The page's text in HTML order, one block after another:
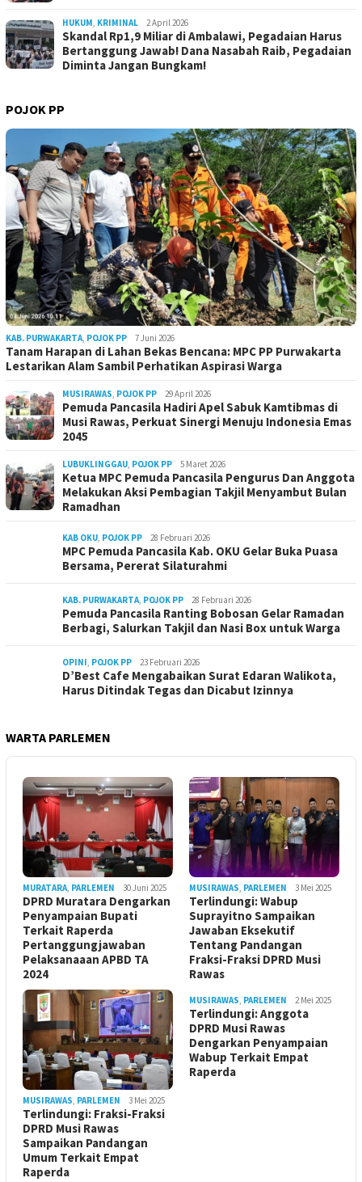
HUKUM, KRIMINAL 2 April 2026
Skandal Rp1,9 Miliar di Ambalawi, Pegadaian Harus
Bertanggung Jawab! Dana Nasabah Raib, Pegadaian
Diminta Jangan Bungkam!
POJOK PP
KAB. PURWAKARTA, POJOK PP 7 Juni 2026
Tanam Harapan di Lahan Bekas Bencana: MPC PP Purwakarta
Lestarikan Alam Sambil Perhatikan Aspirasi Warga
MUSIRAWAS, POJOK PP 29 April 2026
Pemuda Pancasila Hadiri Apel Sabuk Kamtibmas di
Musi Rawas, Perkuat Sinergi Menuju Indonesia Emas
2045
LUBUKLINGGAU, POJOK PP 5 Maret 2026
Ketua MPC Pemuda Pancasila Pengurus Dan Anggota
Melakukan Aksi Pembagian Takjil Menyambut Bulan
Ramadhan
KAB OKU, POJOK PP 28 Februari 2026
MPC Pemuda Pancasila Kab. OKU Gelar Buka Puasa
Bersama, Pererat Silaturahmi
KAB. PURWAKARTA, POJOK PP 28 Februari 2026
Pemuda Pancasila Ranting Bobosan Gelar Ramadan
Berbagi, Salurkan Takjil dan Nasi Box untuk Warga
OPINI, POJOK PP 23 Februari 2026
D’Best Cafe Mengabaikan Surat Edaran Walikota,
Harus Ditindak Tegas dan Dicabut Izinnya
WARTA PARLEMEN
MURATARA, PARLEMEN 30 Juni 2025
DPRD Muratara Dengarkan
Penyampaian Bupati
Terkait Raperda
Pertanggungjawaban
Pelaksanaaan APBD TA
2024
MUSIRAWAS, PARLEMEN 3 Mei 2025
Terlindungi: Wabup
Suprayitno Sampaikan
Jawaban Eksekutif
Tentang Pandangan
Fraksi-Fraksi DPRD Musi
Rawas
MUSIRAWAS, PARLEMEN 3 Mei 2025
Terlindungi: Fraksi-Fraksi
DPRD Musi Rawas
Sampaikan Pandangan
Umum Terkait Empat
Raperda
MUSIRAWAS, PARLEMEN 2 Mei 2025
Terlindungi: Anggota
DPRD Musi Rawas
Dengarkan Penyampaian
Wabup Terkait Empat
Raperda